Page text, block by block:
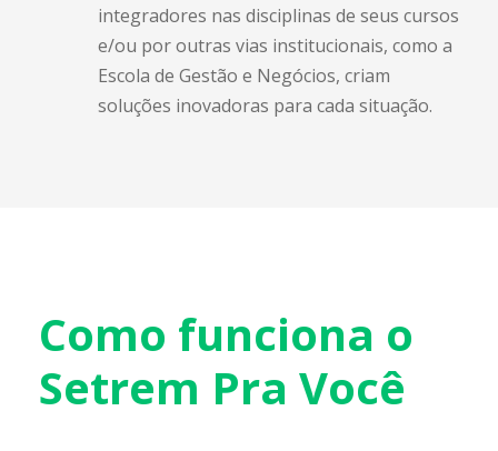
Como funciona o
Setrem Pra Você
de desafio.
2 Análise e elaboração